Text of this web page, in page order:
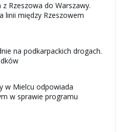
Rzeszowa do Warszawy.
linii między Rzeszowem
na podkarpackich drogach.
w Mielcu odpowiada
w sprawie programu